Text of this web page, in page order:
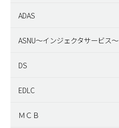
ADAS
ASNU～インジェクタサービス～
DS
EDLC
ＭＣＢ